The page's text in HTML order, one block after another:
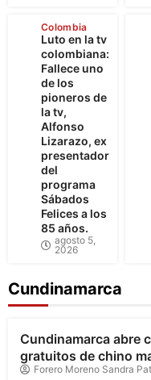
Colombia
Luto en la tv
colombiana:
Fallece uno
de los
pioneros de
la tv,
Alfonso
Lizarazo, ex
presentador
del
programa
Sábados
Felices a los
85 años.
agosto 5,
2026
Cundinamarca
Cundinamarca
Cundinamarca abre
gratuitos de chino
Forero Moreno Sandra
Cundinamarca